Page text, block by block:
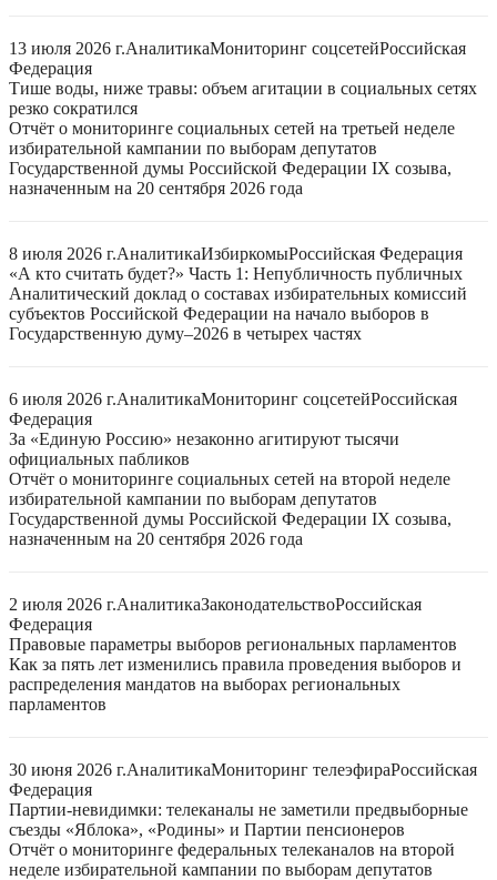
13 июля 2026 г.АналитикаМониторинг соцсетейРоссийская
Федерация
Тише воды, ниже травы: объем агитации в социальных сетях
резко сократился
Отчёт о мониторинге социальных сетей на третьей неделе
избирательной кампании по выборам депутатов
Государственной думы Российской Федерации IX созыва,
назначенным на 20 сентября 2026 года
8 июля 2026 г.АналитикаИзбиркомыРоссийская Федерация
«А кто считать будет?» Часть 1: Непубличность публичных
Аналитический доклад о составах избирательных комиссий
субъектов Российской Федерации на начало выборов в
Государственную думу–2026 в четырех частях
6 июля 2026 г.АналитикаМониторинг соцсетейРоссийская
Федерация
За «Единую Россию» незаконно агитируют тысячи
официальных пабликов
Отчёт о мониторинге социальных сетей на второй неделе
избирательной кампании по выборам депутатов
Государственной думы Российской Федерации IX созыва,
назначенным на 20 сентября 2026 года
2 июля 2026 г.АналитикаЗаконодательствоРоссийская
Федерация
Правовые параметры выборов региональных парламентов
Как за пять лет изменились правила проведения выборов и
распределения мандатов на выборах региональных
парламентов
30 июня 2026 г.АналитикаМониторинг телеэфираРоссийская
Федерация
Партии-невидимки: телеканалы не заметили предвыборные
съезды «Яблока», «Родины» и Партии пенсионеров
Отчёт о мониторинге федеральных телеканалов на второй
неделе избирательной кампании по выборам депутатов